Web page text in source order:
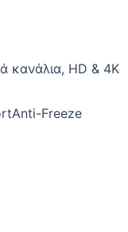
κανάλια, HD & 4K
Anti-Freeze